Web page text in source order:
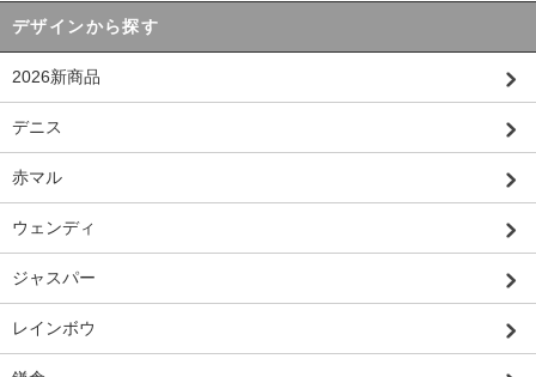
デザインから探す
2026新商品
デニス
赤マル
ウェンディ
ジャスパー
レインボウ